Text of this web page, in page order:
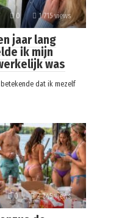
0 1 715 views
jaar lang
ik mijn
was
dat ik mezelf
0 2 245 views